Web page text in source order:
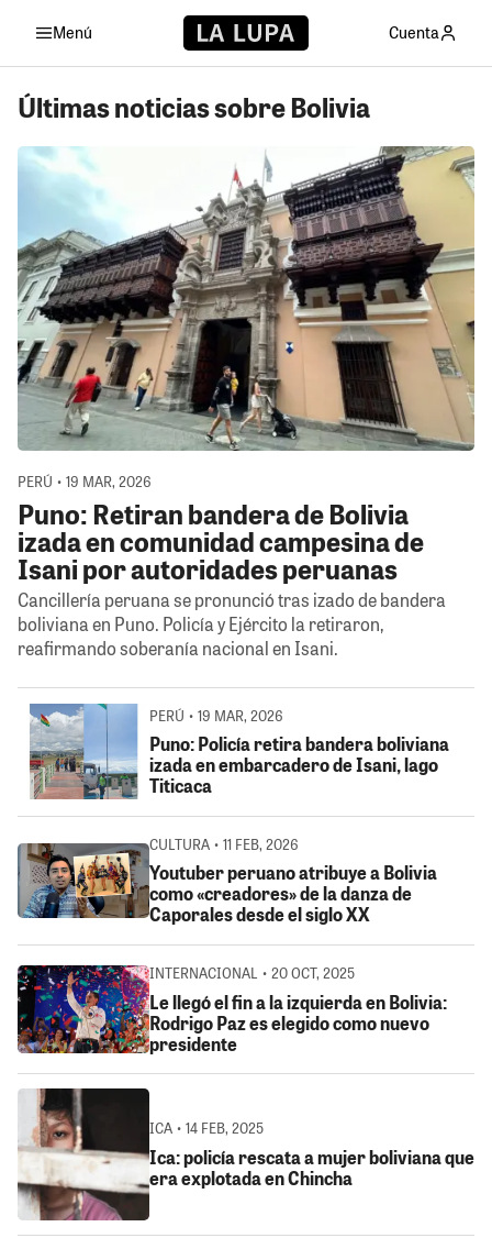
Menú Cuenta
Últimas noticias sobre Bolivia
PERÚ • 19 MAR, 2026
Puno: Retiran bandera de Bolivia
izada en comunidad campesina de
Isani por autoridades peruanas
Cancillería peruana se pronunció tras izado de bandera
boliviana en Puno. Policía y Ejército la retiraron,
reafirmando soberanía nacional en Isani.
PERÚ • 19 MAR, 2026
Puno: Policía retira bandera boliviana
izada en embarcadero de Isani, lago
Titicaca
CULTURA • 11 FEB, 2026
Youtuber peruano atribuye a Bolivia
como «creadores» de la danza de
Caporales desde el siglo XX
INTERNACIONAL • 20 OCT, 2025
Le llegó el fin a la izquierda en Bolivia:
Rodrigo Paz es elegido como nuevo
presidente
ICA • 14 FEB, 2025
Ica: policía rescata a mujer boliviana que
era explotada en Chincha